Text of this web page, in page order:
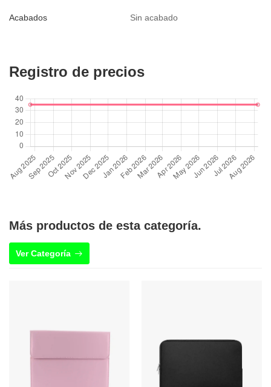
Acabados Sin acabado
Registro de precios
Más productos de esta categoría.
Ver Categoría